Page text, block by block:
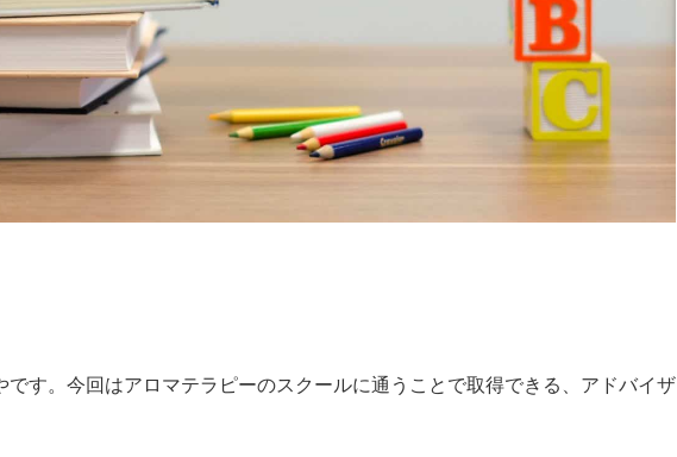
です。今回はアロマテラピーのスクールに通うことで取得できる、アドバイザ